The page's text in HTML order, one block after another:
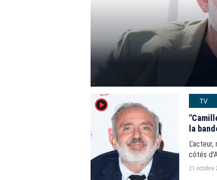
player2 TV
la
côtés
TF1.
21 octobre